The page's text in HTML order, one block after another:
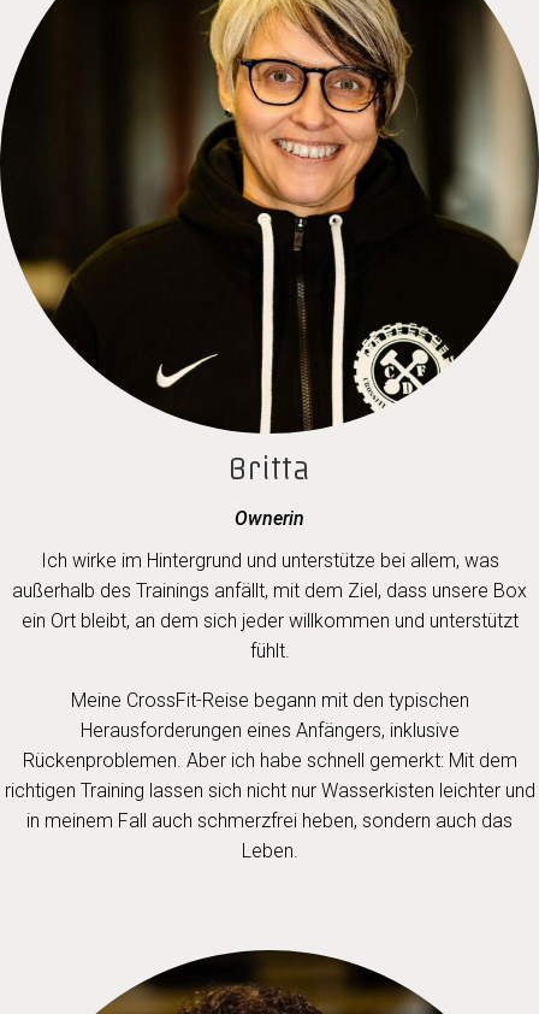
Britta
Ownerin
Ich wirke im Hintergrund und unterstütze bei allem, was
außerhalb des Trainings anfällt, mit dem Ziel, dass unsere Box
ein Ort bleibt, an dem sich jeder willkommen und unterstützt
fühlt.
Meine CrossFit-Reise begann mit den typischen
Herausforderungen eines Anfängers, inklusive
Rückenproblemen. Aber ich habe schnell gemerkt: Mit dem
richtigen Training lassen sich nicht nur Wasserkisten leichter und
in meinem Fall auch schmerzfrei heben, sondern auch das
Leben.